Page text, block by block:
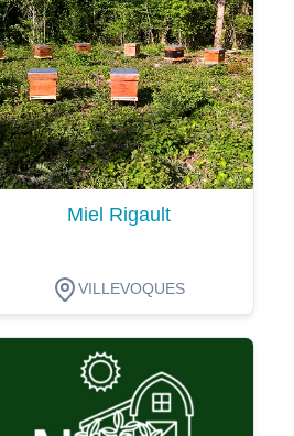
Dégustation
Miel Rigault
VILLEVOQUES
Dégustation